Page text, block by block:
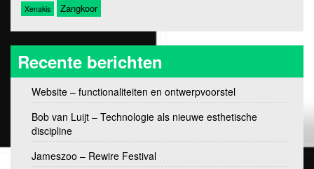
Xenakis Zangkoor
Recente berichten
Website – functionaliteiten en ontwerpvoorstel
Bob van Luijt – Technologie als nieuwe esthetische
discipline
Jameszoo – Rewire Festival